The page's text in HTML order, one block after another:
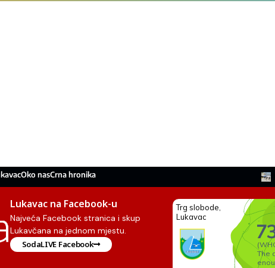
Oko nasCrna hronika
Lukavac na Facebook-u
Najveća Facebook stranica i skup
Lukavčana na jednom mjestu.
SodaLIVE Facebook